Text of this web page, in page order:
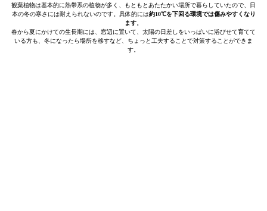
観葉植物は基本的に熱帯系の植物が多く、もともとあたたかい場所で暮らしていたので、日
本の冬の寒さには耐えられないのです。具体的には約10℃を下回る環境では傷みやすくなり
ます
春から夏にかけての生長期には、窓辺に置いて、太陽の日差しをいっぱいに浴びせて育てて
いる方も、冬になったら場所を移すなど、ちょっと工夫することで対策することができま
す。